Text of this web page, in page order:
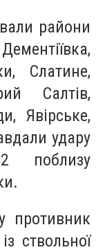
райони
Слатине,
Салтів,
Явірське,
удару
поблизу
противник
ствольної